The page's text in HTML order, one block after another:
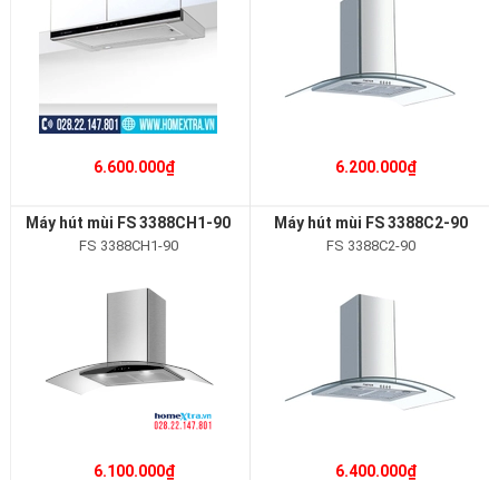
6.600.000₫ 6.200.000₫
Máy hút mùi FS 3388CH1-90
FS 3388CH1-90
6.100.000₫
Máy hút mùi FS 3388C2-90
FS 3388C2-90
6.400.000₫